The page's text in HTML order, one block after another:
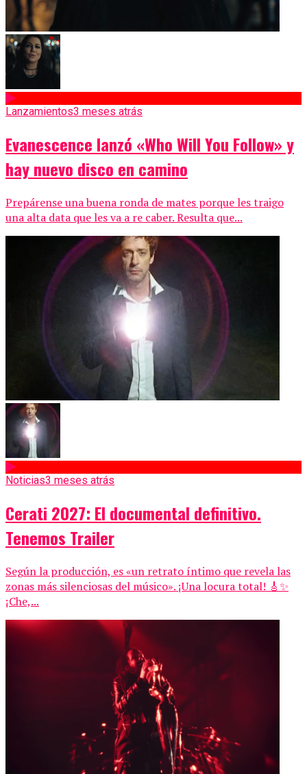
Lanzamientos3 meses atrás
Evanescence lanzó «Who Will You Follow» y
hay nuevo disco en camino
Prepárense una buena ronda de mates porque les traigo
una alta data que les va a re caber. Resulta que...
Noticias3 meses atrás
Cerati 2027: El documental definitivo.
Tenemos Trailer
Según la producción, es «un retrato íntimo que revela las
zonas más silenciosas del músico». ¡Una locura total! 🎸✨
¡Che,...